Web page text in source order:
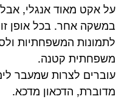
על אקט מאוד אנגלי,
במשקה אחר. בכל אופן
לתמונות המשפחתיות
משפחתית קטנה.
עוברים לצרות שמעבר
מדוברת, הדכאון מדכא.